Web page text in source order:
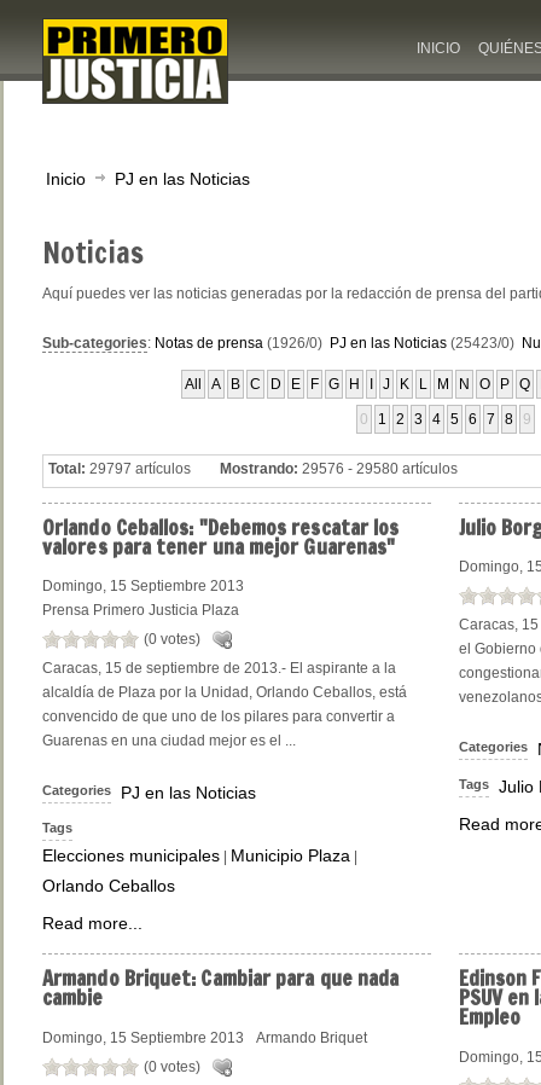
INICIO
Inicio PJ en las Noticias
Noticias
Aquí puedes ver las noticias generadas por la redacción de prensa del
Sub-categories: Notas de prensa (1926/0) PJ en las Noticias (25423/0)
All A B C D E F G H J K L M N O P Q
0 1 2 3 4 5 6 7 8 9
Total: 29797 artículos Mostrando: 29576 - 29580 artículos
OrlandoCeballos: "Debemos rescatar los
valores para tener una mejor Guarenas"
Domingo, 15 Septiembre 2013
Prensa Primero Justicia Plaza
(0 votes)
Caracas, 15 de septiembre de 2013.- El aspirante a la
alcaldía de Plaza por la Unidad, Orlando Ceballos, está
convencido de que uno de los pilares para convertir a
Guarenas en una ciudad mejor es el ...
Categories PJ en las Noticias
Tags
Elecciones municipales Municipio Plaza
Orlando Ceballos
Read more...
Julio
Domingo,
Caracas,
el Gobierno
Categories
Tags
Julio
Read
ArmandoBriquet: Cambiar para que nada
cambie
Domingo, 15 Septiembre 2013
Armando Briquet
(0 votes)
Edinson
PSUV
Empleo
Domingo,